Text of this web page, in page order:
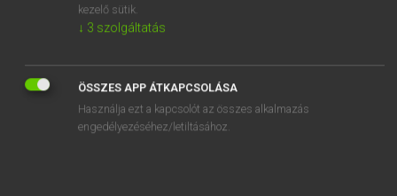
Bankabschlüsse
Bankakzept
kezelő sütik.
↓ 3 szolgáltatás
ÖSSZES APP ÁTKAPCSOLÁSA
Használja ezt a kapcsolót az összes alkalmazás
engedélyezéséhez/letiltásához.